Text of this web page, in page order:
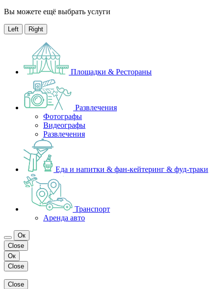
Вы можете ещё выбрать услуги
Left Right
Площадки & Рестораны
Развлечения
Фотографы
Видеографы
Развлечения
Еда и напитки & фан-кейтеринг & фуд-траки
Транспорт
Аренда авто
Ок
Close
Ок
Close
Close